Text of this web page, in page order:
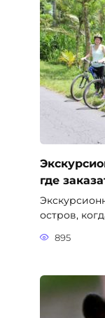
где
остров,
895